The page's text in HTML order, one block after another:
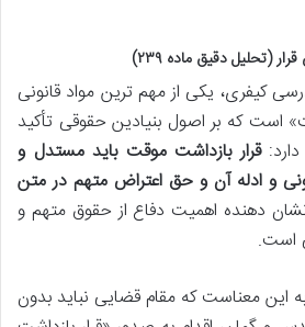
(تحلیل دقیق ماده ۲۳۹)
دادرسی کیفری، یکی از مهم ترین مواد قانونی
است که بر اصول بنیادین حقوقی تأکید
قرار بازداشت موقت باید مستدل و
و ادله آن و حق اعتراض متهم در متن
دهنده اهمیت دفاع از حقوق متهم و
است.
معناست که مقام قضایی نباید بدون